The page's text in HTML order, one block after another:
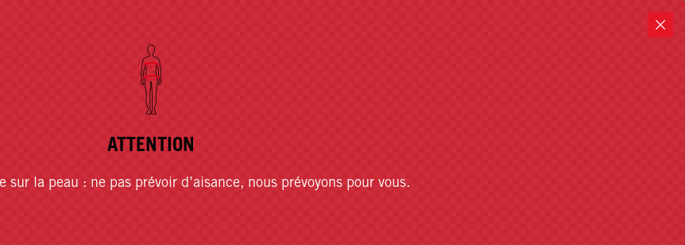
ATTENTION
sur la peau : ne pas prévoir d’aisance, nous prévoyons pour vous.